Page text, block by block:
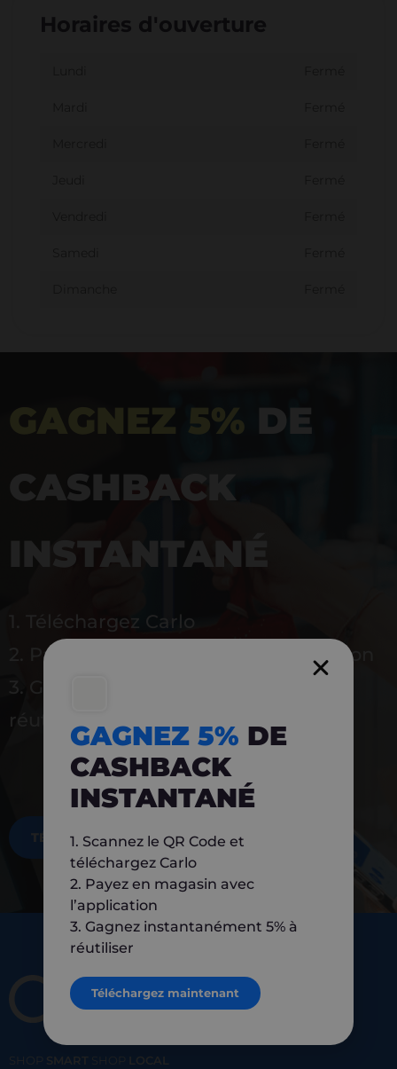
Horaires d'ouverture
GAGNEZ 5% DE
CASHBACK
INSTANTANÉ
1. Téléchargez Carlo
2. Payez en magasin avec l’application
3. Gagnez instantanément 5 % à
réutiliser
TÉLÉCHARGEZ MAINTENANT
SHOP SMART SHOP
LOCAL
GAGNEZ 5% DE
CASHBACK
INSTANTANÉ
1. Scannez le QR Code et
téléchargez Carlo
2. Payez en magasin avec
l’application
3. Gagnez instantanément 5% à
réutiliser
Téléchargez maintenant